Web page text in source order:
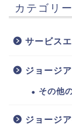
カテゴリー
サービス
ジョージ
その他
ジョージ